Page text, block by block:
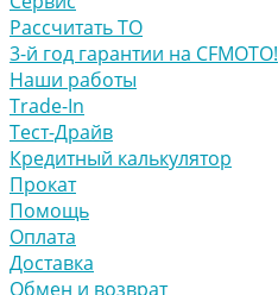
Рассчитать ТО
3-й год гарантии на CFMOTO!
Наши работы
Trade-In
Тест-Драйв
Кредитный калькулятор
Прокат
Помощь
Оплата
Доставка
Обмен и возврат